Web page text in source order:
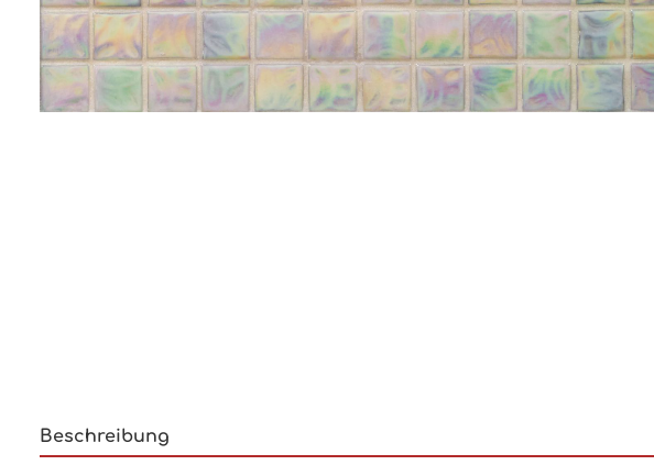
Beschreibung